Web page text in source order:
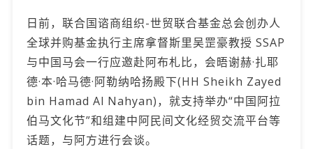
日前，联合国谘商组织-世贸联合基金总会创办人
全球并购基金执行主席拿督斯里吴罡豪教授 SSAP
与中国马会一行应邀赴阿布札比，会晤谢赫·扎耶
德·本·哈马德·阿勒纳哈扬殿下(HH Sheikh Zayed
bin Hamad Al Nahyan)，就支持举办“中国阿拉
伯马文化节”和组建中阿民间文化经贸交流平台等
话题，与阿方进行会谈。